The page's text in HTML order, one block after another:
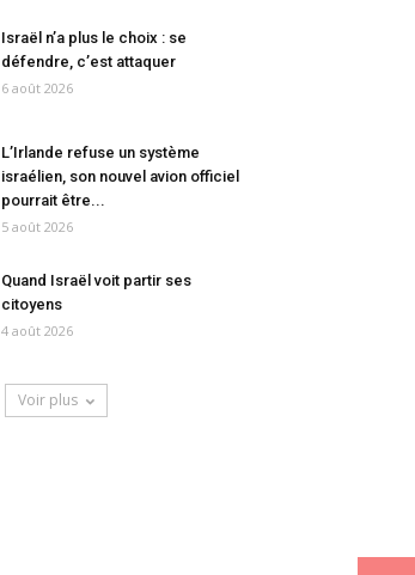
Israël n’a plus le choix : se
défendre, c’est attaquer
6 août 2026
L’Irlande refuse un système
israélien, son nouvel avion officiel
pourrait être...
5 août 2026
Quand Israël voit partir ses
citoyens
4 août 2026
Voir plus